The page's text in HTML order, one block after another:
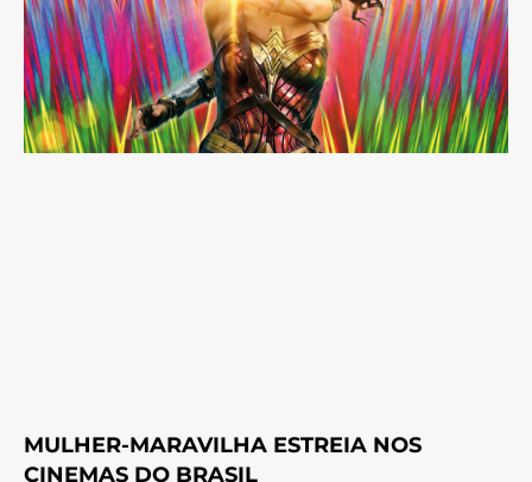
MULHER-MARAVILHA ESTREIA NOS
CINEMAS DO BRASIL